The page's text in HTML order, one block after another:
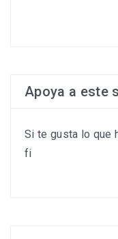
Apoya a este
Si te gusta lo que
fi